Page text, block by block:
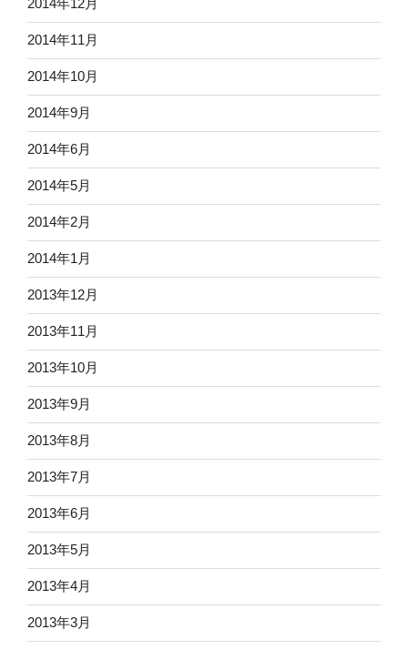
2014年12月
2014年11月
2014年10月
2014年9月
2014年6月
2014年5月
2014年2月
2014年1月
2013年12月
2013年11月
2013年10月
2013年9月
2013年8月
2013年7月
2013年6月
2013年5月
2013年4月
2013年3月